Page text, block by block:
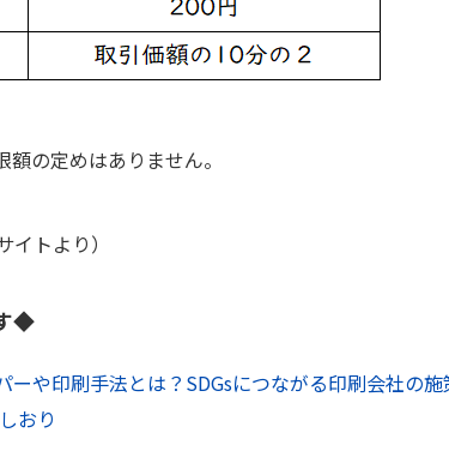
の定めはありません。
イトより）
◆
ーや印刷手法とは？SDGsにつながる印刷会社の施
おり